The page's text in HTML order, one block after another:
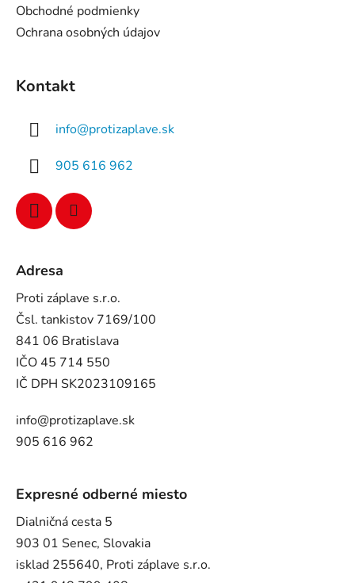
Obchodné podmienky
Ochrana osobných údajov
Kontakt
info@protizaplave.sk
905 616 962
Adresa
Proti záplave s.r.o.
Čsl. tankistov 7169/100
841 06 Bratislava
IČO 45 714 550
IČ DPH SK2023109165
info@protizaplave.sk
905 616 962
Expresné odberné miesto
Dialničná cesta 5
903 01 Senec, Slovakia
isklad 255640, Proti záplave s.r.o.